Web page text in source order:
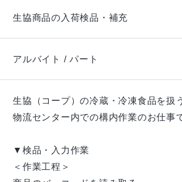
生協商品の入荷検品・補充
アルバイト / パート
生協（コープ）の冷蔵・冷凍食品を扱う
物流センター内での構内作業のお仕事
▼検品・入力作業
＜作業工程＞